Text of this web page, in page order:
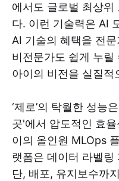
에서도 글로벌 최상위
다. 이런 기술력은 AI
AI 기술의 혜택을 전
비전문가도 쉽게 누릴
아이의 비전을 실질적
‘제로’의 탁월한 성능
곳'에서 압도적인 효
이의 올인원 MLOps
랫폼은 데이터 라벨링
단, 배포, 유지보수까